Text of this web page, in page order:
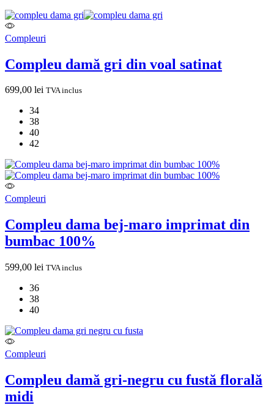
Compleuri
Compleu damă gri din voal satinat
699,00 lei TVA inclus
34
38
40
42
Compleuri
Compleu dama bej-maro imprimat din
bumbac 100%
599,00 lei TVA inclus
36
38
40
Compleuri
Compleu damă gri-negru cu fustă florală
midi